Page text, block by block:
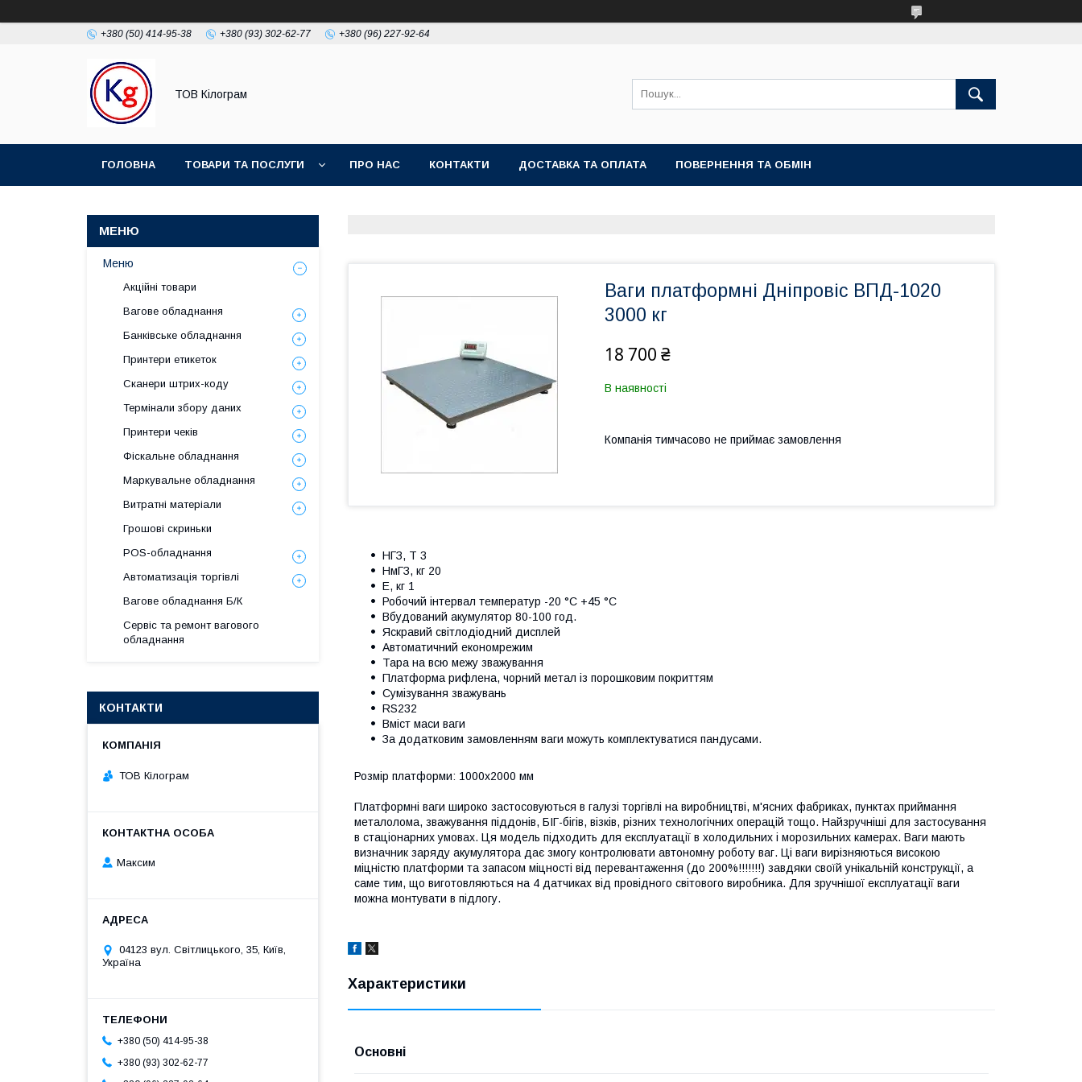
+380 (50) 414-95-38 +380 (93) 302-62-77 +380 (96) 227-92-64
ТОВ Кілограм
ГОЛОВНА ТОВАРИ ТА ПОСЛУГИ ПРО НАС КОНТАКТИ ДОСТАВКА ТА ОПЛАТА ПОВЕРНЕННЯ ТА ОБМІН
Ваги платформні Дніпровіс ВПД-1020
3000 кг
18 700 ₴
В наявності
Компанія тимчасово не приймає замовлення
НГЗ, Т 3
НмГЗ, кг 20
Е, кг 1
Робочий інтервал температур -20 °C +45 °C
Вбудований акумулятор 80-100 год.
Яскравий світлодіодний дисплей
Автоматичний економрежим
Тара на всю межу зважування
Платформа рифлена, чорний метал із порошковим покриттям
Сумізування зважувань
RS232
Вміст маси ваги
За додатковим замовленням ваги можуть комплектуватися пандусами.
Розмір платформи: 1000х2000 мм
Платформні ваги широко застосовуються в галузі торгівлі на виробництві, м'ясних фабриках, пунктах приймання
металолома, зважування піддонів, БІГ-бігів, візків, різних технологічних операцій тощо. Найзручніші для застосування
в стаціонарних умовах. Ця модель підходить для експлуатації в холодильних і морозильних камерах. Ваги мають
визначник заряду акумулятора дає змогу контролювати автономну роботу ваг. Ці ваги вирізняються високою
міцністю платформи та запасом міцності від перевантаження (до 200%!!!!!!!) завдяки своїй унікальній конструкції, а
саме тим, що виготовляються на 4 датчиках від провідного світового виробника. Для зручнішої експлуатації ваги
можна монтувати в підлогу.
Характеристики
Основні
Меню
Акційні товари
Вагове обладнання
Банківське обладнання
Принтери етикеток
Сканери штрих-коду
Термінали збору даних
Принтери чеків
Фіскальне обладнання
Маркувальне обладнання
Витратні матеріали
Грошові скриньки
POS-обладнання
Автоматизація торгівлі
Вагове обладнання Б/К
Сервіс та ремонт вагового
обладнання
КОНТАКТИ
ТОВ Кілограм
Максим
04123 вул. Світлицького, 35, Київ,
Україна
+380 (50) 414-95-38
+380 (93) 302-62-77